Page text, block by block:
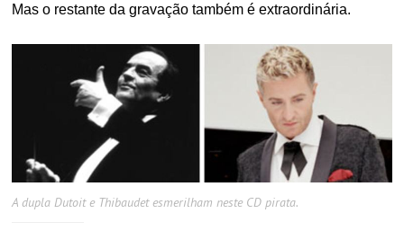
Mas o restante da gravação também é extraordinária.
A dupla Dutoit e Thibaudet esmerilham neste CD pirata.